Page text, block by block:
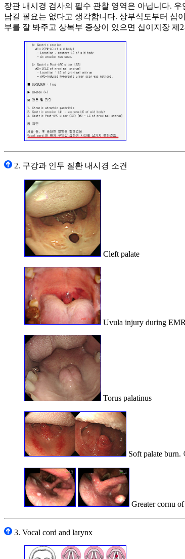
장관 내시경 검사의 필수 관찰 영역은 아닙니다.
남길 필요는 없다고 생각합니다. 상부식도부터 십
부를 잘 봐주고 상복부 증상이 있으면 십이지장 제
2. 구강과 인두 질환 내시경 소견
Cleft palate
Uvula injury during
Torus palatinus
Soft palate
Greater cornu
3. Vocal cord and larynx